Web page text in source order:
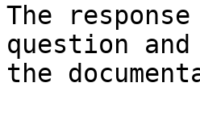
The
question
the